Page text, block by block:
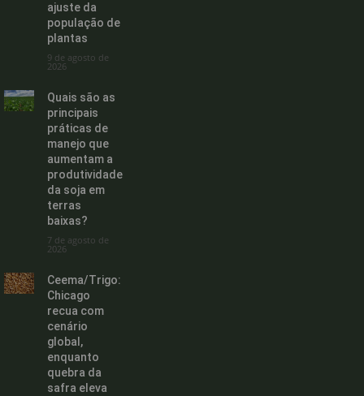
ajuste da
população de
plantas
9 de agosto de
2026
Quais são as
principais
práticas de
manejo que
aumentam a
produtividade
da soja em
terras
baixas?
7 de agosto de
2026
Ceema/Trigo:
Chicago
recua com
cenário
global,
enquanto
quebra da
safra eleva